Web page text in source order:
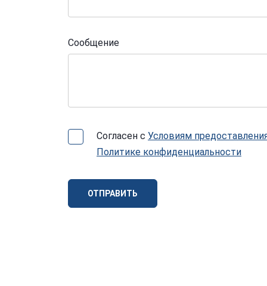
Сообщение
Согласен с Условиям
Политике конфиденциальности
ОТПРАВИТЬ